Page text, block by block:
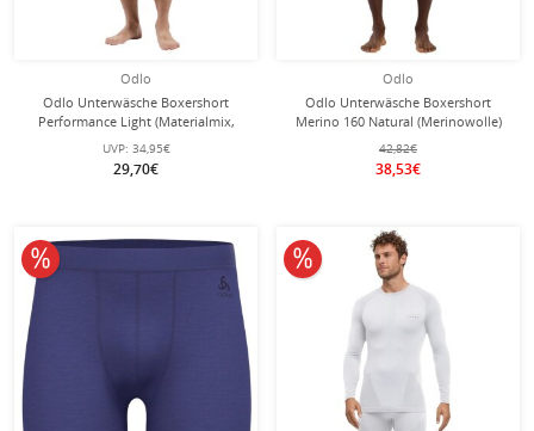
Odlo
Odlo Unterwäsche Boxershort
Performance Light (Materialmix,
atmungsaktiv) navyblau Herren - 1
Stück
UVP: 34,95€
29,70€
Odlo
Odlo Unterwäsche Boxershort
Merino 160 Natural (Merinowolle)
beige Herren - 1 Stück
42,82€
38,53€
10% reduziert 10% reduziert